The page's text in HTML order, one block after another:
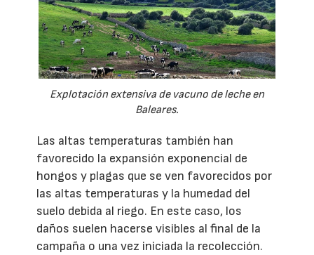
Explotación extensiva de vacuno de leche en
Baleares.
Las altas temperaturas también han
favorecido la expansión exponencial de
hongos y plagas que se ven favorecidos por
las altas temperaturas y la humedad del
suelo debida al riego. En este caso, los
daños suelen hacerse visibles al final de la
campaña o una vez iniciada la recolección.